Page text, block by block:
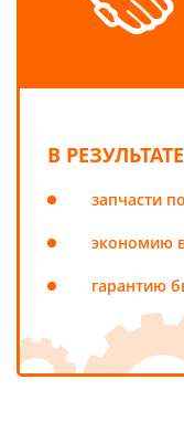
В
запчасти
экономию
гарантию